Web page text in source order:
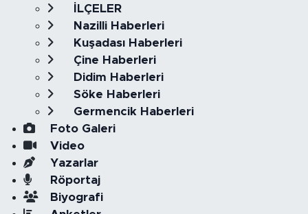
İLÇELER
Nazilli Haberleri
Kuşadası Haberleri
Çine Haberleri
Didim Haberleri
Söke Haberleri
Germencik Haberleri
Foto Galeri
Video
Yazarlar
Röportaj
Biyografi